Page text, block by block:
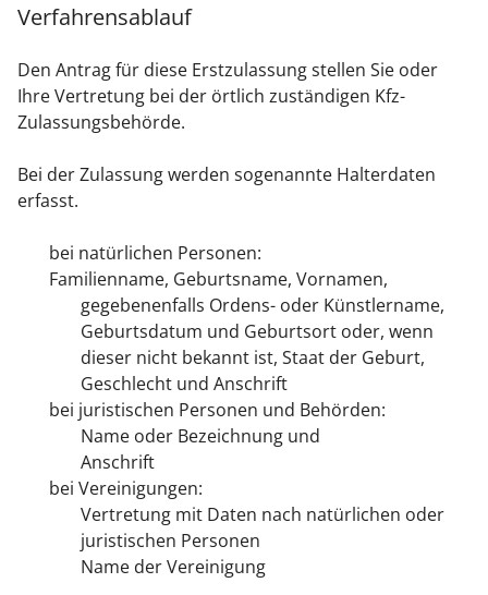
Verfahrensablauf
Den Antrag für diese Erstzulassung stellen Sie oder
Ihre Vertretung bei der örtlich zuständigen Kfz-
Zulassungsbehörde.
Bei der Zulassung werden sogenannte Halterdaten
erfasst.
bei natürlichen Personen:
Familienname, Geburtsname, Vornamen,
gegebenenfalls Ordens- oder Künstlername,
Geburtsdatum und Geburtsort oder, wenn
dieser nicht bekannt ist, Staat der Geburt,
Geschlecht und Anschrift
bei juristischen Personen und Behörden:
Name oder Bezeichnung und
Anschrift
bei Vereinigungen:
Vertretung mit Daten nach natürlichen oder
juristischen Personen
Name der Vereinigung